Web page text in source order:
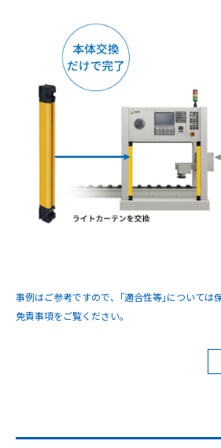
事例はご参考ですので、｢適合性等｣については
免責事項をご覧ください。